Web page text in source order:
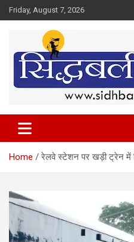
Skip
to
Friday, August 7, 2026
Sidhbali News
Home रेलवे स्टेशन पर खड़ी ट्रेन में